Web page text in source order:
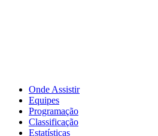
Onde Assistir
Equipes
Programação
Classificação
Estatísticas